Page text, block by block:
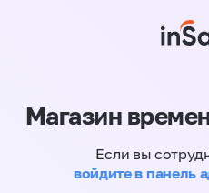
Магазин
Если вы
войдите в панель